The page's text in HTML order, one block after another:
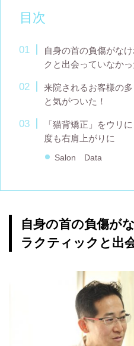
目次
自身の首の負傷がな
クと出会っていなかっ
来院されるお客様の
と気がついた！
「猫背矯正」をウリ
度も右肩上がりに
Salon Data
自身の首の負傷が
ラクティックと出